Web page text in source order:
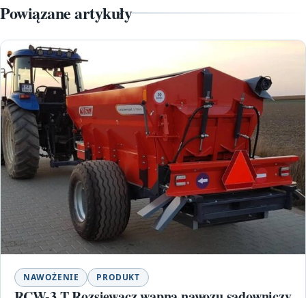
Powiązane artykuły
NAWOŻENIE PRODUKT